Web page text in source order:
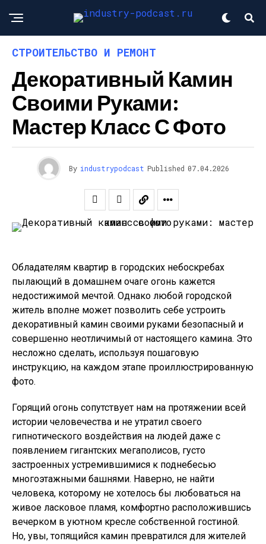
СТРОИТЕЛЬСТВО И РЕМОНТ
Декоративный Камин
Своими Руками:
Мастер Класс С Фото
By industrypodcast Published 07.04.2026
Обладателям квартир в городских небоскребах
пылающий в домашнем очаге огонь кажется
недостижимой мечтой. Однако любой городской
житель вполне может позволить себе устроить
декоративный камин своими руками безопасный и
совершенно неотличимый от настоящего камина. Это
несложно сделать, используя пошаговую
инструкцию, на каждом этапе проиллюстрированную
фото.
Горящий огонь сопутствует нам на протяжении всей
истории человечества и не утратил своего
гипнотического воздействия на людей даже с
появлением гигантских мегаполисов, густо
застроенных устремившимися к поднебесью
многоэтажными башнями. Наверно, не найти
человека, которому не хотелось бы любоваться на
живое ласковое пламя, комфортно расположившись
вечерком в уютном кресле собственной гостиной.
Но, увы, топящийся камин превратился для жителей